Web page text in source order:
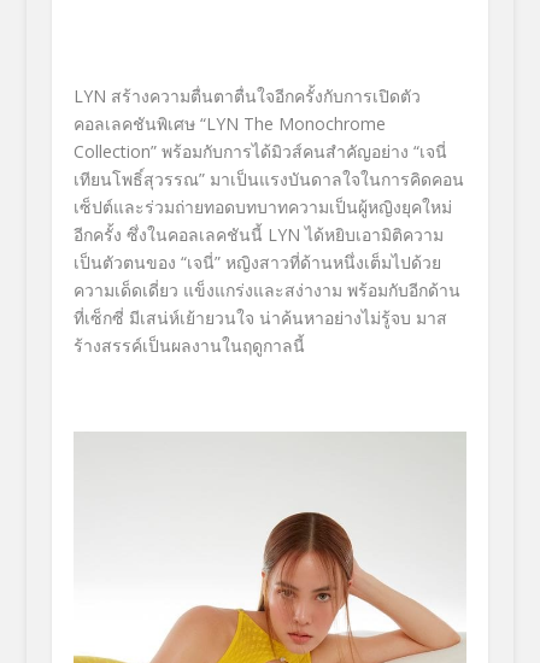
LYN สร้างความตื่นตาตื่นใจอีกครั้งกับการเปิดตัว
คอลเลคชันพิเศษ “LYN The Monochrome
Collection” พร้อมกับการได้มิวส์คนสำคัญอย่าง “เจนี่
เทียนโพธิ์สุวรรณ” มาเป็นแรงบันดาลใจในการคิดคอน
เซ็ปต์และร่วมถ่ายทอดบทบาทความเป็นผู้หญิงยุคใหม่
อีกครั้ง ซึ่งในคอลเลคชันนี้ LYN ได้หยิบเอามิติความ
เป็นตัวตนของ “เจนี่” หญิงสาวที่ด้านหนึ่งเต็มไปด้วย
ความเด็ดเดี่ยว แข็งแกร่งและสง่างาม พร้อมกับอีกด้าน
ที่เซ็กซี่ มีเสน่ห์เย้ายวนใจ น่าค้นหาอย่างไม่รู้จบ มาส
ร้างสรรค์เป็นผลงานในฤดูกาลนี้